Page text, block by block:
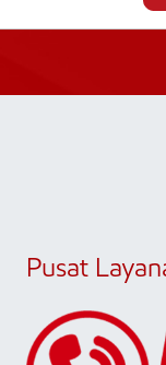
Pusat